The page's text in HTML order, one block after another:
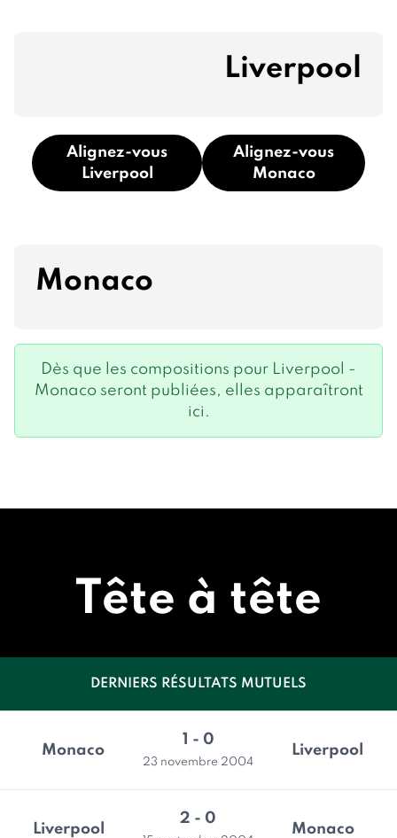
Liverpool
Alignez-vous
Liverpool
Alignez-vous
Monaco
Monaco
Dès que les compositions pour Liverpool -
Monaco seront publiées, elles apparaîtront
ici.
Tête à tête
DERNIERS RÉSULTATS MUTUELS
Monaco
1 - 0
23 novembre 2004
Liverpool
Liverpool
2 - 0
Monaco